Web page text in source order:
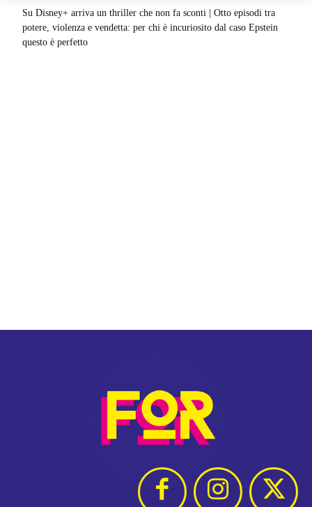
Su Disney+ arriva un thriller che non fa sconti | Otto episodi tra
potere, violenza e vendetta: per chi è incuriosito dal caso Epstein
questo è perfetto